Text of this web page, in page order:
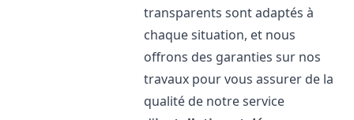
transparents sont adaptés à
chaque situation, et nous
offrons des garanties sur nos
travaux pour vous assurer de la
qualité de notre service